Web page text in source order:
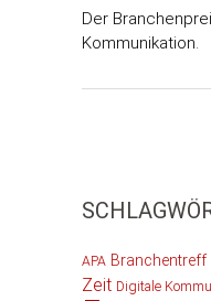
Der
Kommunikation.
APA Branchentreff
Zeit Digitale